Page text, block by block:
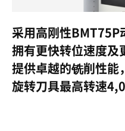
采用高刚性BMT75P
拥有更快转位速度及
提供卓越的铣削性能，
旋转刀具最高转速